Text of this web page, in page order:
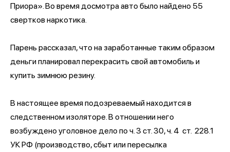
Приора». Во время досмотра авто было найдено 55
свертков наркотика.
Парень рассказал, что на заработанные таким образом
деньги планировал перекрасить свой автомобиль и
купить зимнюю резину.
В настоящее время подозреваемый находится в
следственном изоляторе. В отношении него
возбуждено уголовное дело по ч. 3 ст. 30, ч. 4 ст. 228.1
УК РФ (производство, сбыт или пересылка